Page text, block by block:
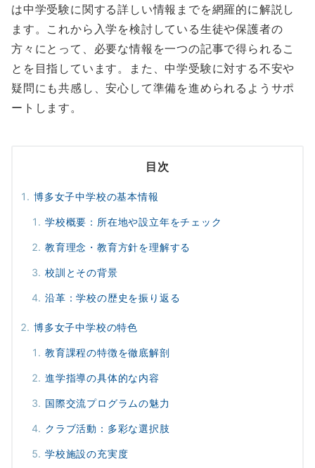
は中学受験に関する詳しい情報までを網羅的に解説し
ます。これから入学を検討している生徒や保護者の
方々にとって、必要な情報を一つの記事で得られるこ
とを目指しています。また、中学受験に対する不安や
疑問にも共感し、安心して準備を進められるようサポ
ートします。
目次
博多女子中学校の基本情報
学校概要：所在地や設立年をチェック
教育理念・教育方針を理解する
校訓とその背景
沿革：学校の歴史を振り返る
博多女子中学校の特色
教育課程の特徴を徹底解剖
進学指導の具体的な内容
国際交流プログラムの魅力
クラブ活動：多彩な選択肢
学校施設の充実度